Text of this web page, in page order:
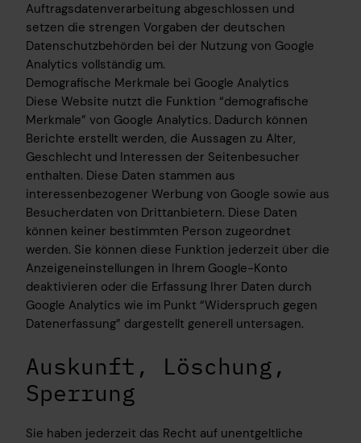
Auftragsdatenverarbeitung abgeschlossen und
setzen die strengen Vorgaben der deutschen
Datenschutzbehörden bei der Nutzung von Google
Analytics vollständig um.
Demografische Merkmale bei Google Analytics
Diese Website nutzt die Funktion “demografische
Merkmale” von Google Analytics. Dadurch können
Berichte erstellt werden, die Aussagen zu Alter,
Geschlecht und Interessen der Seitenbesucher
enthalten. Diese Daten stammen aus
interessenbezogener Werbung von Google sowie aus
Besucherdaten von Drittanbietern. Diese Daten
können keiner bestimmten Person zugeordnet
werden. Sie können diese Funktion jederzeit über die
Anzeigeneinstellungen in Ihrem Google-Konto
deaktivieren oder die Erfassung Ihrer Daten durch
Google Analytics wie im Punkt “Widerspruch gegen
Datenerfassung” dargestellt generell untersagen.
Auskunft, Löschung,
Sperrung
Sie haben jederzeit das Recht auf unentgeltliche